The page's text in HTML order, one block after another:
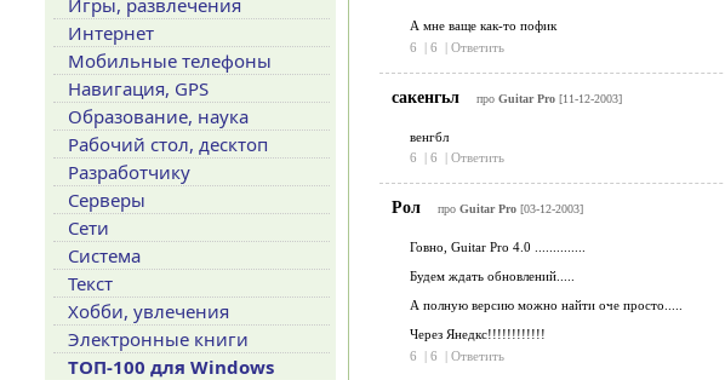
А мне ваще как-то пофик
6
| 6 | Ответить
сакенгьл про Guitar Pro [11-12-2003]
венгбл
6
| 6 | Ответить
Рол про Guitar Pro [03-12-2003]
Говно, Guitar Pro 4.0 ..............
Будем ждать обновлений.....
А полную версию можно найти оче просто.....
Через Янедкс!!!!!!!!!!!!
6
| 6 | Ответить
Игры, развлечения
Интернет
Мобильные телефоны
Навигация, GPS
Образование, наука
Рабочий стол, десктоп
Разработчику
Серверы
Сети
Система
Текст
Хобби, увлечения
Электронные книги
ТОП-100 для Windows